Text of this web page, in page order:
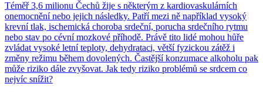
Téměř 3,6 milionu Čechů žije s některým z kardiovaskulárních
onemocnění nebo jejich následky. Patří mezi ně například vysoký
krevní tlak, ischemická choroba srdeční, porucha srdečního rytmu
nebo stav po cévní mozkové příhodě. Právě tito lidé mohou hůře
zvládat vysoké letní teploty, dehydrataci, větší fyzickou zátěž i
změny režimu během dovolených. Častější konzumace alkoholu pak
může riziko dále zvyšovat. Jak tedy riziko problémů se srdcem co
nejvíc snížit?